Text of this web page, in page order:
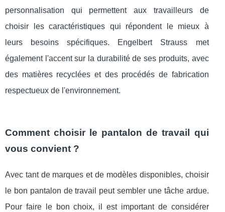
personnalisation qui permettent aux travailleurs de
choisir les caractéristiques qui répondent le mieux à
leurs besoins spécifiques. Engelbert Strauss met
également l'accent sur la durabilité de ses produits, avec
des matières recyclées et des procédés de fabrication
respectueux de l'environnement.
Comment choisir le pantalon de travail qui
vous convient ?
Avec tant de marques et de modèles disponibles, choisir
le bon pantalon de travail peut sembler une tâche ardue.
Pour faire le bon choix, il est important de considérer